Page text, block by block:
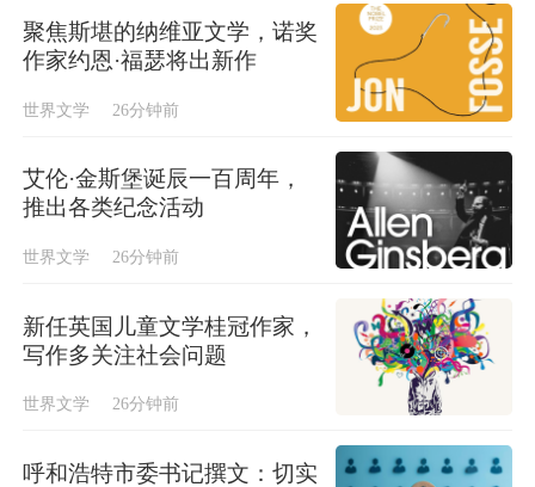
聚焦斯堪的纳维亚文学，诺奖
作家约恩·福瑟将出新作
世界文学 26分钟前
艾伦·金斯堡诞辰一百周年，
推出各类纪念活动
世界文学 26分钟前
新任英国儿童文学桂冠作家，
写作多关注社会问题
世界文学 26分钟前
呼和浩特市委书记撰文：切实